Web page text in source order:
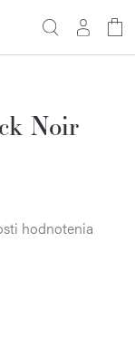
Noir
hodnotenia